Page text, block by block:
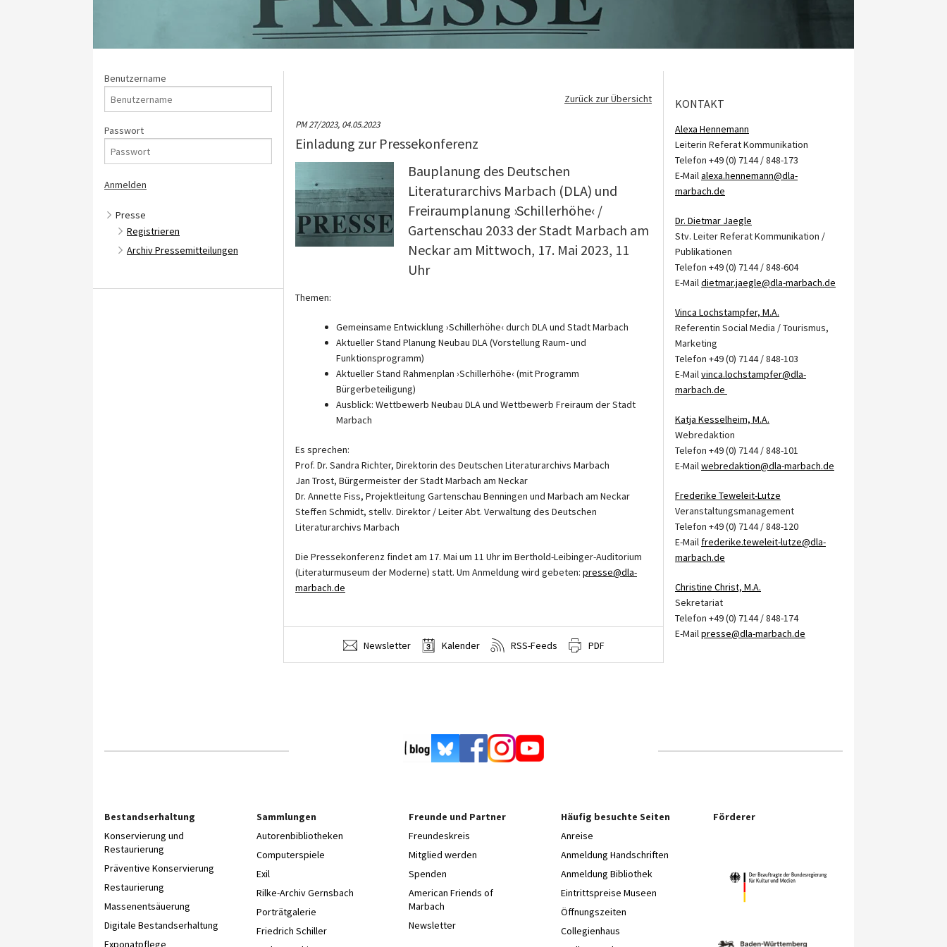
Benutzername
Passwort
Presse
Registrieren
Archiv Pressemitteilungen
Zurück zur Übersicht
PM 27/2023, 04.05.2023
Einladung zur Pressekonferenz
Bauplanung des Deutschen
Literaturarchivs Marbach (DLA) und
Freiraumplanung ›Schillerhöhe‹ /
Gartenschau 2033 der Stadt Marbach am
Neckar am Mittwoch, 17. Mai 2023, 11
Uhr
Themen:
Gemeinsame Entwicklung ›Schillerhöhe‹ durch DLA und Stadt Marbach
Aktueller Stand Planung Neubau DLA (Vorstellung Raum- und
Funktionsprogramm)
Aktueller Stand Rahmenplan ›Schillerhöhe‹ (mit Programm
Bürgerbeteiligung)
Ausblick: Wettbewerb Neubau DLA und Wettbewerb Freiraum der Stadt
Marbach
Es sprechen:
Prof. Dr. Sandra Richter, Direktorin des Deutschen Literaturarchivs Marbach
Jan Trost, Bürgermeister der Stadt Marbach am Neckar
Dr. Annette Fiss, Projektleitung Gartenschau Benningen und Marbach am Neckar
Steffen Schmidt, stellv. Direktor / Leiter Abt. Verwaltung des Deutschen
Literaturarchivs Marbach
Die Pressekonferenz findet am 17. Mai um 11 Uhr im Berthold-Leibinger-Auditorium
(Literaturmuseum der Moderne) statt. Um Anmeldung wird gebeten: presse@dla-
marbach.de
Newsletter Kalender RSS-Feeds PDF
KONTAKT
Alexa Hennemann
Leiterin Referat Kommunikation
Telefon +49 (0) 7144 / 848-173
E-Mailalexa.hennemann@dla-
marbach.de
Dr. Dietmar Jaegle
Stv. Leiter Referat Kommunikation /
Publikationen
Telefon +49 (0) 7144 / 848-604
E-Maildietmar.jaegle@dla-marbach.de
Vinca Lochstampfer, M.A.
Referentin Social Media / Tourismus,
Marketing
Telefon +49 (0) 7144 / 848-103
E-Mailvinca.lochstampfer@dla-
marbach.de
Katja Kesselheim, M.A.
Webredaktion
Telefon +49 (0) 7144 / 848-101
E-Mailwebredaktion@dla-marbach.de
Frederike Teweleit-Lutze
Veranstaltungsmanagement
Telefon +49 (0) 7144 / 848-120
E-Mailfrederike.teweleit-lutze@dla-
marbach.de
Christine Christ, M.A.
Sekretariat
Telefon +49 (0) 7144 / 848-174
E-Mailpresse@dla-marbach.de
Bestandserhaltung
Konservierung und
Restaurierung
Präventive Konservierung
Restaurierung
Massenentsäuerung
Digitale Bestandserhaltung
Exponatpflege
Sammlungen
Autorenbibliotheken
Computerspiele
Exil
Rilke-Archiv Gernsbach
Porträtgalerie
Friedrich Schiller
Freunde und Partner
Freundeskreis
Mitglied werden
Spenden
American Friends of
Marbach
Newsletter
Häufig besuchte Seiten
Anreise
Anmeldung Handschriften
Anmeldung Bibliothek
Eintrittspreise Museen
Öffnungszeiten
Collegienhaus
Förderer